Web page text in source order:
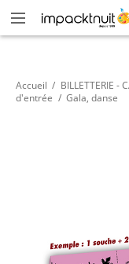
Accueil / BILLETTERIE -
d'entrée / Gala, danse